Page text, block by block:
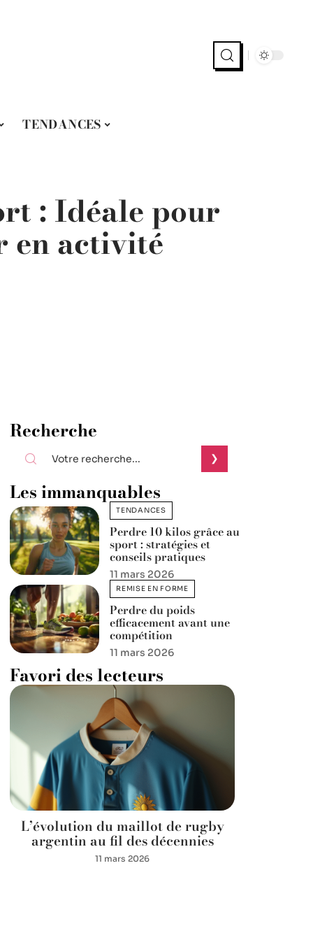
TENDANCES
: Idéale pour
en activité
Recherche
Les immanquables
TENDANCES
Perdre 10 kilos grâce au
sport : stratégies et
conseils pratiques
11 mars 2026
REMISE EN FORME
Perdre du poids
efficacement avant une
compétition
11 mars 2026
Favori des lecteurs
L’évolution du maillot de rugby
argentin au fil des décennies
11 mars 2026